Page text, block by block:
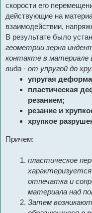
скорости его
действующие на
взаимодействии,
В результате было
геометрии зерна
контакте в материале
вида - от упругой до
упругая
пластическая
резанием;
резание и
хрупкое
Причем:
пластическое
отпечатка и
материала над
Затем